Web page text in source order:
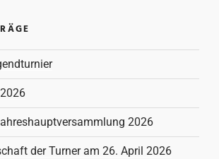
2026
der Turner am 26. April 2026